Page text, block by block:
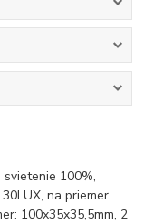
svietenie 100%,
na priemer
100x35x35,5mm, 2